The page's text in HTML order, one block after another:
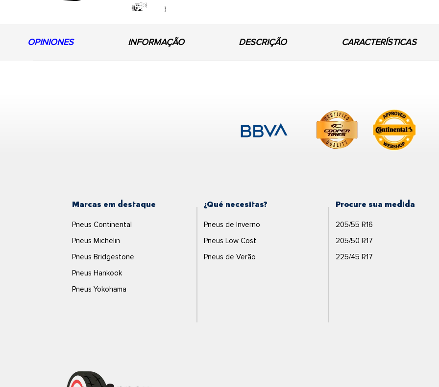
OPINIONES INFORMAÇÃO DESCRIÇÃO CARACTERÍSTICAS
Marcas em destaque
Pneus Continental
Pneus Michelin
Pneus Bridgestone
Pneus Hankook
Pneus Yokohama
¿Qué necesitas?
Pneus de Inverno
Pneus Low Cost
Pneus de Verão
Procure sua medida
205/55 R16
205/50 R17
225/45 R17